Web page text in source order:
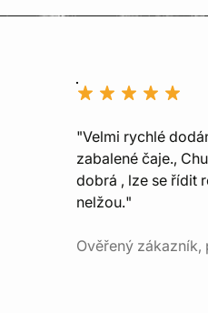
"Velmi rychlé
zabalené čaje.,
dobrá , lze se řídit
nelžou."
Ověřený